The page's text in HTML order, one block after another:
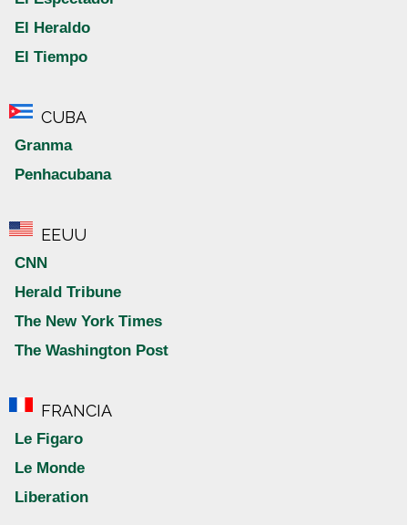
El Heraldo
El Tiempo
CUBA
Granma
Penhacubana
EEUU
CNN
Herald Tribune
The New York Times
The Washington Post
FRANCIA
Le Figaro
Le Monde
Liberation